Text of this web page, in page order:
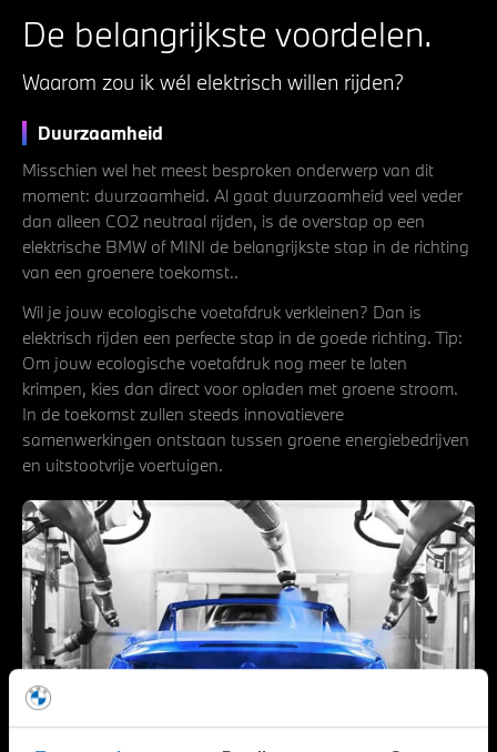
De belangrijkste voordelen.
Waarom zou ik wél elektrisch willen rijden?
Duurzaamheid
Misschien wel het meest besproken onderwerp van dit
moment: duurzaamheid. Al gaat duurzaamheid veel veder
dan alleen CO2 neutraal rijden, is de overstap op een
elektrische BMW of MINI de belangrijkste stap in de richting
van een groenere toekomst..
Wil je jouw ecologische voetafdruk verkleinen? Dan is
elektrisch rijden een perfecte stap in de goede richting. Tip:
Om jouw ecologische voetafdruk nog meer te laten
krimpen, kies dan direct voor opladen met groene stroom.
In de toekomst zullen steeds innovatievere
samenwerkingen ontstaan tussen groene energiebedrijven
en uitstootvrije voertuigen.